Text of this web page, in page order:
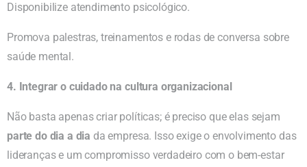
Disponibilize atendimento psicológico.
Promova palestras, treinamentos e rodas de conversa sobre
saúde mental.
4. Integrar o cuidado na cultura organizacional
Não basta apenas criar políticas; é preciso que elas sejam
parte do dia a dia da empresa. Isso exige o envolvimento das
lideranças e um compromisso verdadeiro com o bem-estar